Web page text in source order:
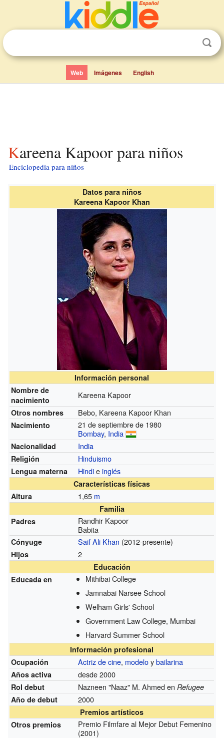
Web Imágenes English
Kareena Kapoor para niños
Enciclopedia para niños
Datos para niños
Kareena Kapoor Khan
Información personal
Nombre de
nacimiento
Kareena Kapoor
Otros nombres Bebo, Kareena Kapoor Khan
Nacimiento
21 de septiembre de 1980
Bombay, India
Nacionalidad India
Religión Hinduismo
Lengua materna Hindieinglés
Características físicas
Altura
1,65 m
Familia
Padres
Randhir Kapoor
Babita
Cónyuge Saif Ali Khan (2012-presente)
Hijos 2
Educación
Educada en
Mithibai College
Jamnabai Narsee School
Welham Girls' School
Government Law College, Mumbai
Harvard Summer School
Información profesional
Ocupación
Actriz de cine, modeloybailarina
Años activa desde 2000
Rol debut Nazneen "Naaz" M. Ahmed en Refugee
Año de debut
2000
Premios artísticos
Otros premios
Premio Filmfare al Mejor Debut Femenino
(2001)